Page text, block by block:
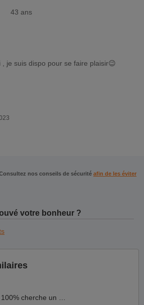
43 ans
, je suis dispo pour se faire plaisir😉
nos conseils de sécurité afin de les éviter
votre bonheur ?